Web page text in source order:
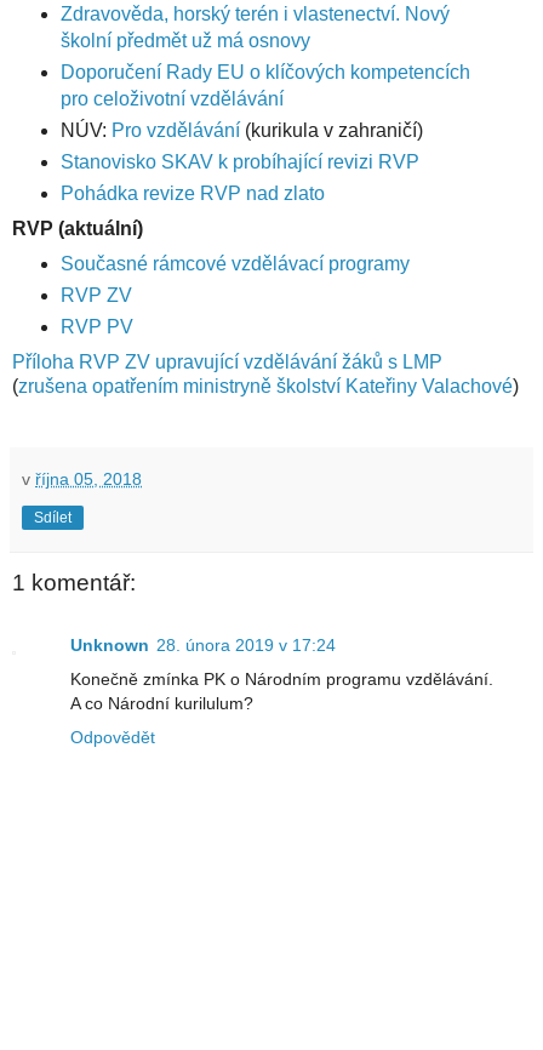
Zdravověda, horský terén i vlastenectví. Nový
školní předmět už má osnovy
Doporučení Rady EU o klíčových kompetencích
pro celoživotní vzdělávání
NÚV: Pro vzdělávání(kurikula v zahraničí)
Stanovisko SKAV k probíhající revizi RVP
Pohádka revize RVP nad zlato
RVP (aktuální)
Současné rámcové vzdělávací programy
RVP ZV
RVP PV
Příloha RVP ZV upravující vzdělávání žáků s LMP
(zrušena opatřením ministryně školství Kateřiny Valachové)
v října 05, 2018
Sdílet
1 komentář:
Unknown 28. února 2019 v 17:24
Konečně zmínka PK o Národním programu vzdělávání.
A co Národní kurilulum?
Odpovědět